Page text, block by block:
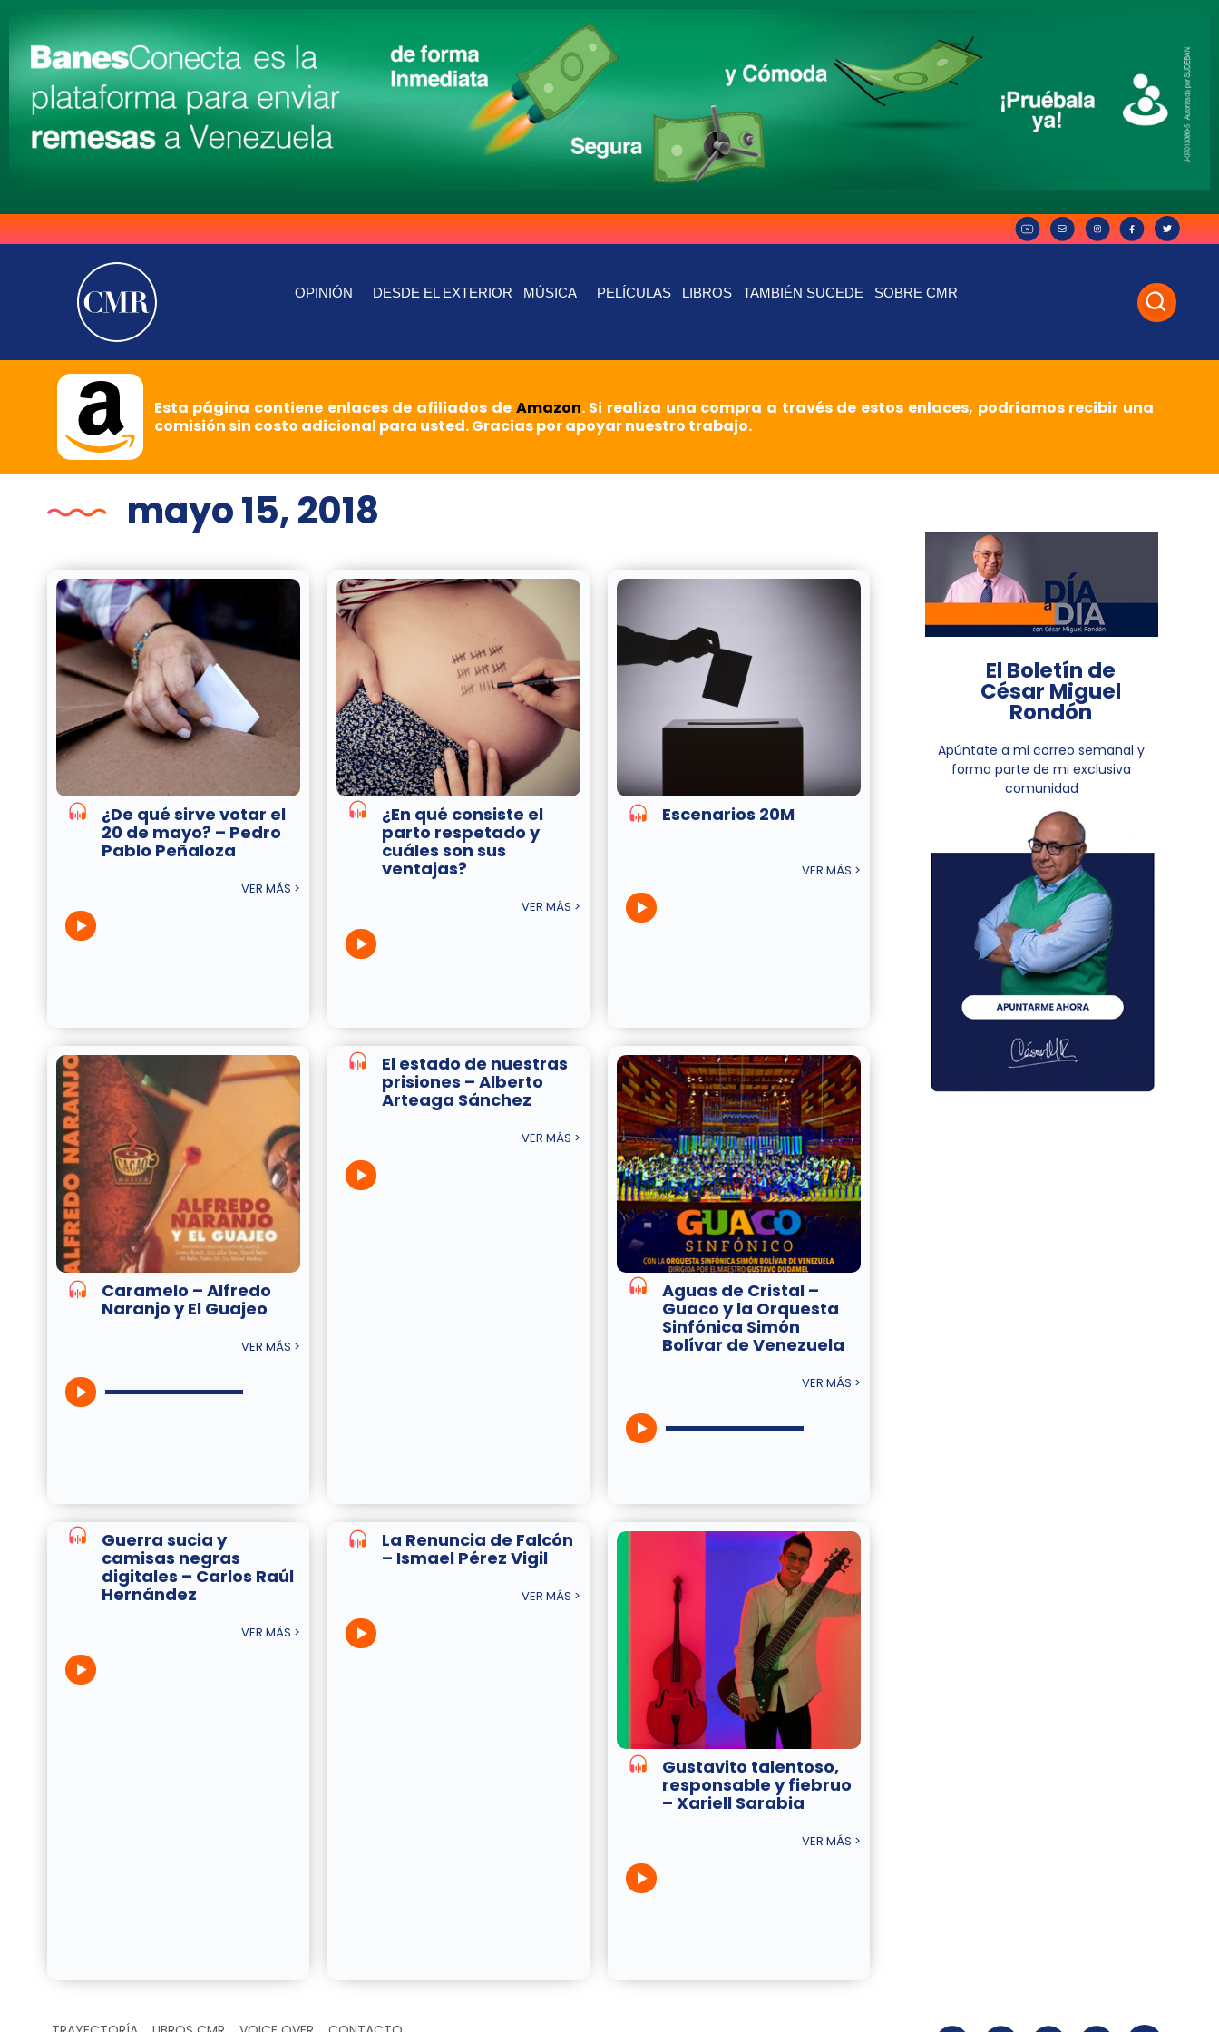
OPINIÓN DESDE EL EXTERIOR MÚSICA PELÍCULAS LIBROS TAMBIÉN SUCEDE SOBRE CMR
Esta página contiene enlaces de afiliados de Amazon. Si realiza una compra a través de estos enlaces, podríamos recibir una
comisión sin costo adicional para usted. Gracias por apoyar nuestro trabajo.
mayo 15, 2018
¿De qué sirve votar el
20 de mayo? – Pedro
Pablo Peñaloza
VER MÁS >
¿En qué consiste el
parto respetado y
cuáles son sus
ventajas?
VER MÁS >
Escenarios 20M
VER MÁS >
Caramelo – Alfredo
Naranjo y El Guajeo
VER MÁS >
El estado de nuestras
prisiones – Alberto
Arteaga Sánchez
VER MÁS >
Aguas de Cristal –
Guaco y la Orquesta
Sinfónica Simón
Bolívar de Venezuela
VER MÁS >
Guerra sucia y
camisas negras
digitales – Carlos Raúl
Hernández
VER MÁS >
La Renuncia de Falcón
– Ismael Pérez Vigil
VER MÁS >
Gustavito talentoso,
responsable y fiebruo
– Xariell Sarabia
VER MÁS >
El Boletín de
César Miguel
Rondón
Apúntate a mi correo semanal y
forma parte de mi exclusiva
comunidad